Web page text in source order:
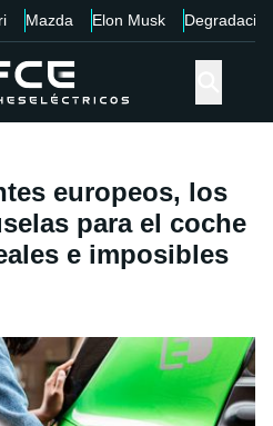
Mazda Elon Musk Degradación
europeos, los
para el coche
e imposibles